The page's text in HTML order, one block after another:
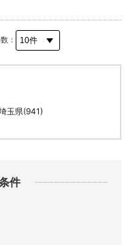
：
玉県(941)
件